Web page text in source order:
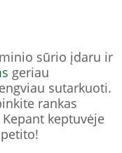
sūrio įdaru ir
geriau
sutarkuoti.
rankas
keptuvėje